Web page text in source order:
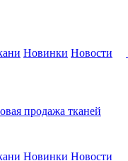
Новинки Новости
Новинки Новости